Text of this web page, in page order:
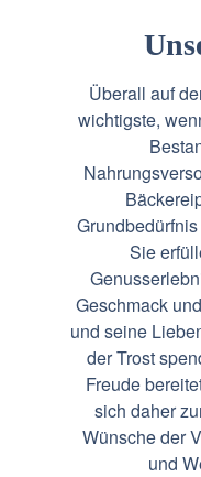
Überall auf
wichtigste,
Sie
Geschmack
und seine
der Trost
Freude
sich daher
Wünsche der
und